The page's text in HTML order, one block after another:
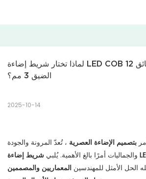
لماذا تختار شريط إضاءة LED COB 12 فولت/24 فولت فائق
الضيق 3 مم؟
2025-10-14
بتصميم الإضاءة العصرية ، تُعدّ المرونة والجودة
والجماليات أمرًا بالغ الأهمية. يُلبي
الحل الأمثل للمهندسين المعماريين والمصممين